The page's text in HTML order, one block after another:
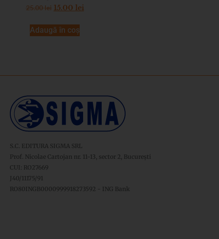
25.00lei 15.00 lei
Adaugă în coș
S.C. EDITURA SIGMA SRL
Prof. Nicolae Cartojan nr. 11-13, sector 2, București
CUI: RO27669
J40/11175/91
RO80INGB0000999918273592 - ING Bank